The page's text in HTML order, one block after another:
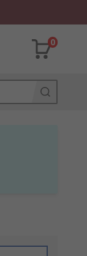
0